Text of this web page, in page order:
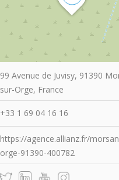
99 Avenue de Juvisy, 91390
sur-Orge, France
+33 1 69 04 16 16
https://agence.allianz.fr/
orge-91390-400782